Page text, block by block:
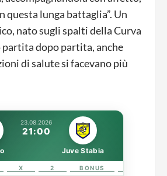
questa lunga battaglia”. Un
nato sugli spalti della Curva
partita dopo partita, anche
di salute si facevano più
23.08.2026
21:00
Juve Stabia
X 2 BONUS